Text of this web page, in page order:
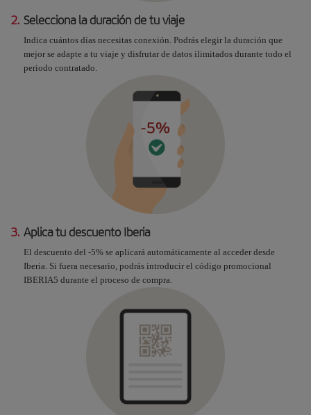
2. Selecciona la duración de tu viaje
Indica cuántos días necesitas conexión. Podrás elegir la duración que
mejor se adapte a tu viaje y disfrutar de datos ilimitados durante todo el
periodo contratado.
3. Aplica tu descuento Iberia
El descuento del -5% se aplicará automáticamente al acceder desde
Iberia. Si fuera necesario, podrás introducir el código promocional
IBERIA5 durante el proceso de compra.